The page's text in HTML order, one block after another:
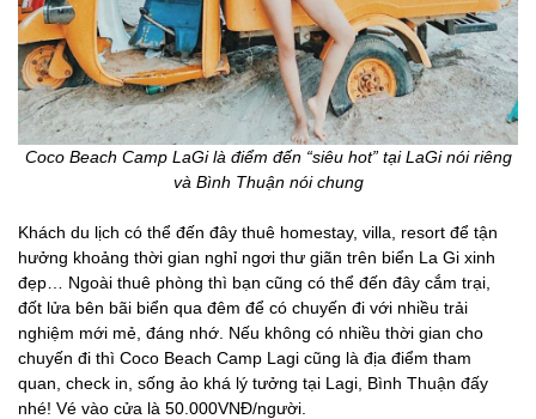
Coco Beach Camp LaGi là điểm đến “siêu hot” tại LaGi nói riêng
và Bình Thuận nói chung
Khách du lịch có thể đến đây thuê homestay, villa, resort để tận
hưởng khoảng thời gian nghỉ ngơi thư giãn trên biển La Gi xinh
đẹp… Ngoài thuê phòng thì bạn cũng có thể đến đây cắm trại,
đốt lửa bên bãi biển qua đêm để có chuyến đi với nhiều trải
nghiệm mới mẻ, đáng nhớ. Nếu không có nhiều thời gian cho
chuyến đi thì Coco Beach Camp Lagi cũng là địa điểm tham
quan, check in, sống ảo khá lý tưởng tại Lagi, Bình Thuận đấy
nhé! Vé vào cửa là 50.000VNĐ/người.